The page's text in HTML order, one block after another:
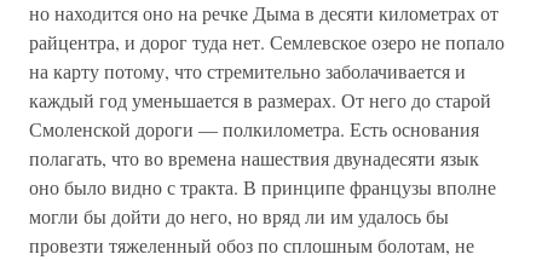
но находится оно на речке Дыма в десяти километрах от
райцентра, и дорог туда нет. Семлевское озеро не попало
на карту потому, что стремительно заболачивается и
каждый год уменьшается в размерах. От него до старой
Смоленской дороги — полкилометра. Есть основания
полагать, что во времена нашествия двунадесяти язык
оно было видно с тракта. В принципе французы вполне
могли бы дойти до него, но вряд ли им удалось бы
провезти тяжеленный обоз по сплошным болотам, не